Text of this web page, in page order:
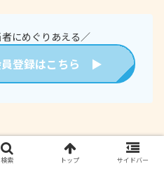
にめぐりあえる／
員登録はこちら ▶
検索 トップ サイドバー